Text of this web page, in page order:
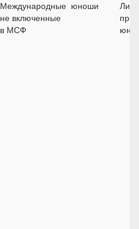
Международные
не включенные
в МСФ
юноши